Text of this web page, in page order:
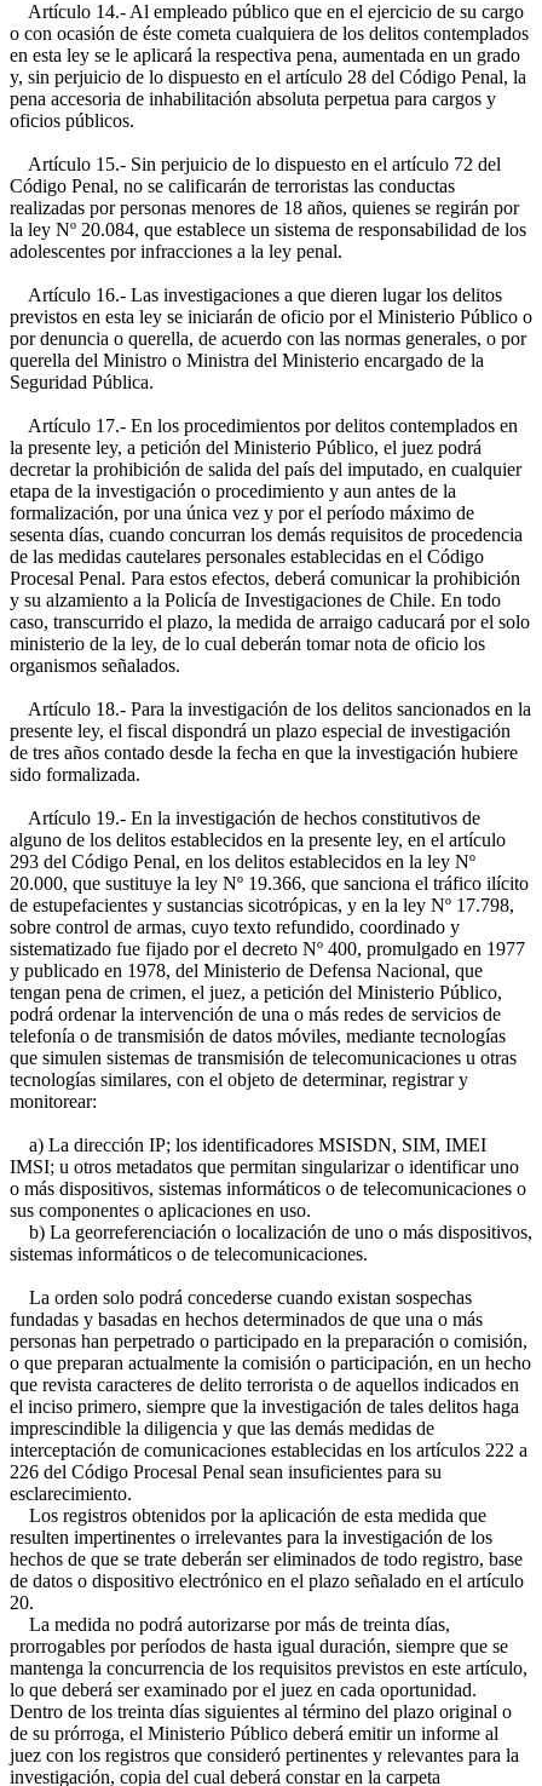
Artículo 14.- Al empleado público que en el ejercicio de su cargo
o con ocasión de éste cometa cualquiera de los delitos contemplados
en esta ley se le aplicará la respectiva pena, aumentada en un grado
y, sin perjuicio de lo dispuesto en el artículo 28 del Código Penal, la
pena accesoria de inhabilitación absoluta perpetua para cargos y
oficios públicos.
Artículo 15.- Sin perjuicio de lo dispuesto en el artículo 72 del
Código Penal, no se calificarán de terroristas las conductas
realizadas por personas menores de 18 años, quienes se regirán por
la ley Nº 20.084, que establece un sistema de responsabilidad de los
adolescentes por infracciones a la ley penal.
Artículo 16.- Las investigaciones a que dieren lugar los delitos
previstos en esta ley se iniciarán de oficio por el Ministerio Público o
por denuncia o querella, de acuerdo con las normas generales, o por
querella del Ministro o Ministra del Ministerio encargado de la
Seguridad Pública.
Artículo 17.- En los procedimientos por delitos contemplados en
la presente ley, a petición del Ministerio Público, el juez podrá
decretar la prohibición de salida del país del imputado, en cualquier
etapa de la investigación o procedimiento y aun antes de la
formalización, por una única vez y por el período máximo de
sesenta días, cuando concurran los demás requisitos de procedencia
de las medidas cautelares personales establecidas en el Código
Procesal Penal. Para estos efectos, deberá comunicar la prohibición
y su alzamiento a la Policía de Investigaciones de Chile. En todo
caso, transcurrido el plazo, la medida de arraigo caducará por el solo
ministerio de la ley, de lo cual deberán tomar nota de oficio los
organismos señalados.
Artículo 18.- Para la investigación de los delitos sancionados en la
presente ley, el fiscal dispondrá un plazo especial de investigación
de tres años contado desde la fecha en que la investigación hubiere
sido formalizada.
Artículo 19.- En la investigación de hechos constitutivos de
alguno de los delitos establecidos en la presente ley, en el artículo
293 del Código Penal, en los delitos establecidos en la ley Nº
20.000, que sustituye la ley Nº 19.366, que sanciona el tráfico ilícito
de estupefacientes y sustancias sicotrópicas, y en la ley Nº 17.798,
sobre control de armas, cuyo texto refundido, coordinado y
sistematizado fue fijado por el decreto Nº 400, promulgado en 1977
y publicado en 1978, del Ministerio de Defensa Nacional, que
tengan pena de crimen, el juez, a petición del Ministerio Público,
podrá ordenar la intervención de una o más redes de servicios de
telefonía o de transmisión de datos móviles, mediante tecnologías
que simulen sistemas de transmisión de telecomunicaciones u otras
tecnologías similares, con el objeto de determinar, registrar y
monitorear:
a) La dirección IP; los identificadores MSISDN, SIM, IMEI
IMSI; u otros metadatos que permitan singularizar o identificar uno
o más dispositivos, sistemas informáticos o de telecomunicaciones o
sus componentes o aplicaciones en uso.
b) La georreferenciación o localización de uno o más dispositivos,
sistemas informáticos o de telecomunicaciones.
La orden solo podrá concederse cuando existan sospechas
fundadas y basadas en hechos determinados de que una o más
personas han perpetrado o participado en la preparación o comisión,
o que preparan actualmente la comisión o participación, en un hecho
que revista caracteres de delito terrorista o de aquellos indicados en
el inciso primero, siempre que la investigación de tales delitos haga
imprescindible la diligencia y que las demás medidas de
interceptación de comunicaciones establecidas en los artículos 222 a
226 del Código Procesal Penal sean insuficientes para su
esclarecimiento.
Los registros obtenidos por la aplicación de esta medida que
resulten impertinentes o irrelevantes para la investigación de los
hechos de que se trate deberán ser eliminados de todo registro, base
de datos o dispositivo electrónico en el plazo señalado en el artículo
20.
La medida no podrá autorizarse por más de treinta días,
prorrogables por períodos de hasta igual duración, siempre que se
mantenga la concurrencia de los requisitos previstos en este artículo,
lo que deberá ser examinado por el juez en cada oportunidad.
Dentro de los treinta días siguientes al término del plazo original o
de su prórroga, el Ministerio Público deberá emitir un informe al
juez con los registros que consideró pertinentes y relevantes para la
investigación, copia del cual deberá constar en la carpeta